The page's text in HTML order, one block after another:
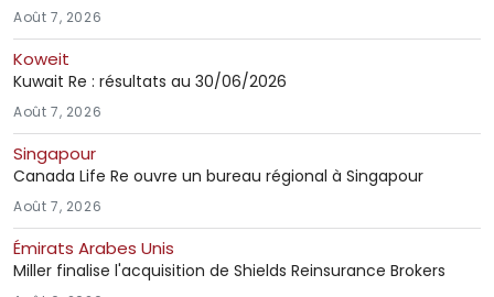
Août 7, 2026
Koweit
Kuwait Re : résultats au 30/06/2026
Août 7, 2026
Singapour
Canada Life Re ouvre un bureau régional à Singapour
Août 7, 2026
Émirats Arabes Unis
Miller finalise l'acquisition de Shields Reinsurance Brokers